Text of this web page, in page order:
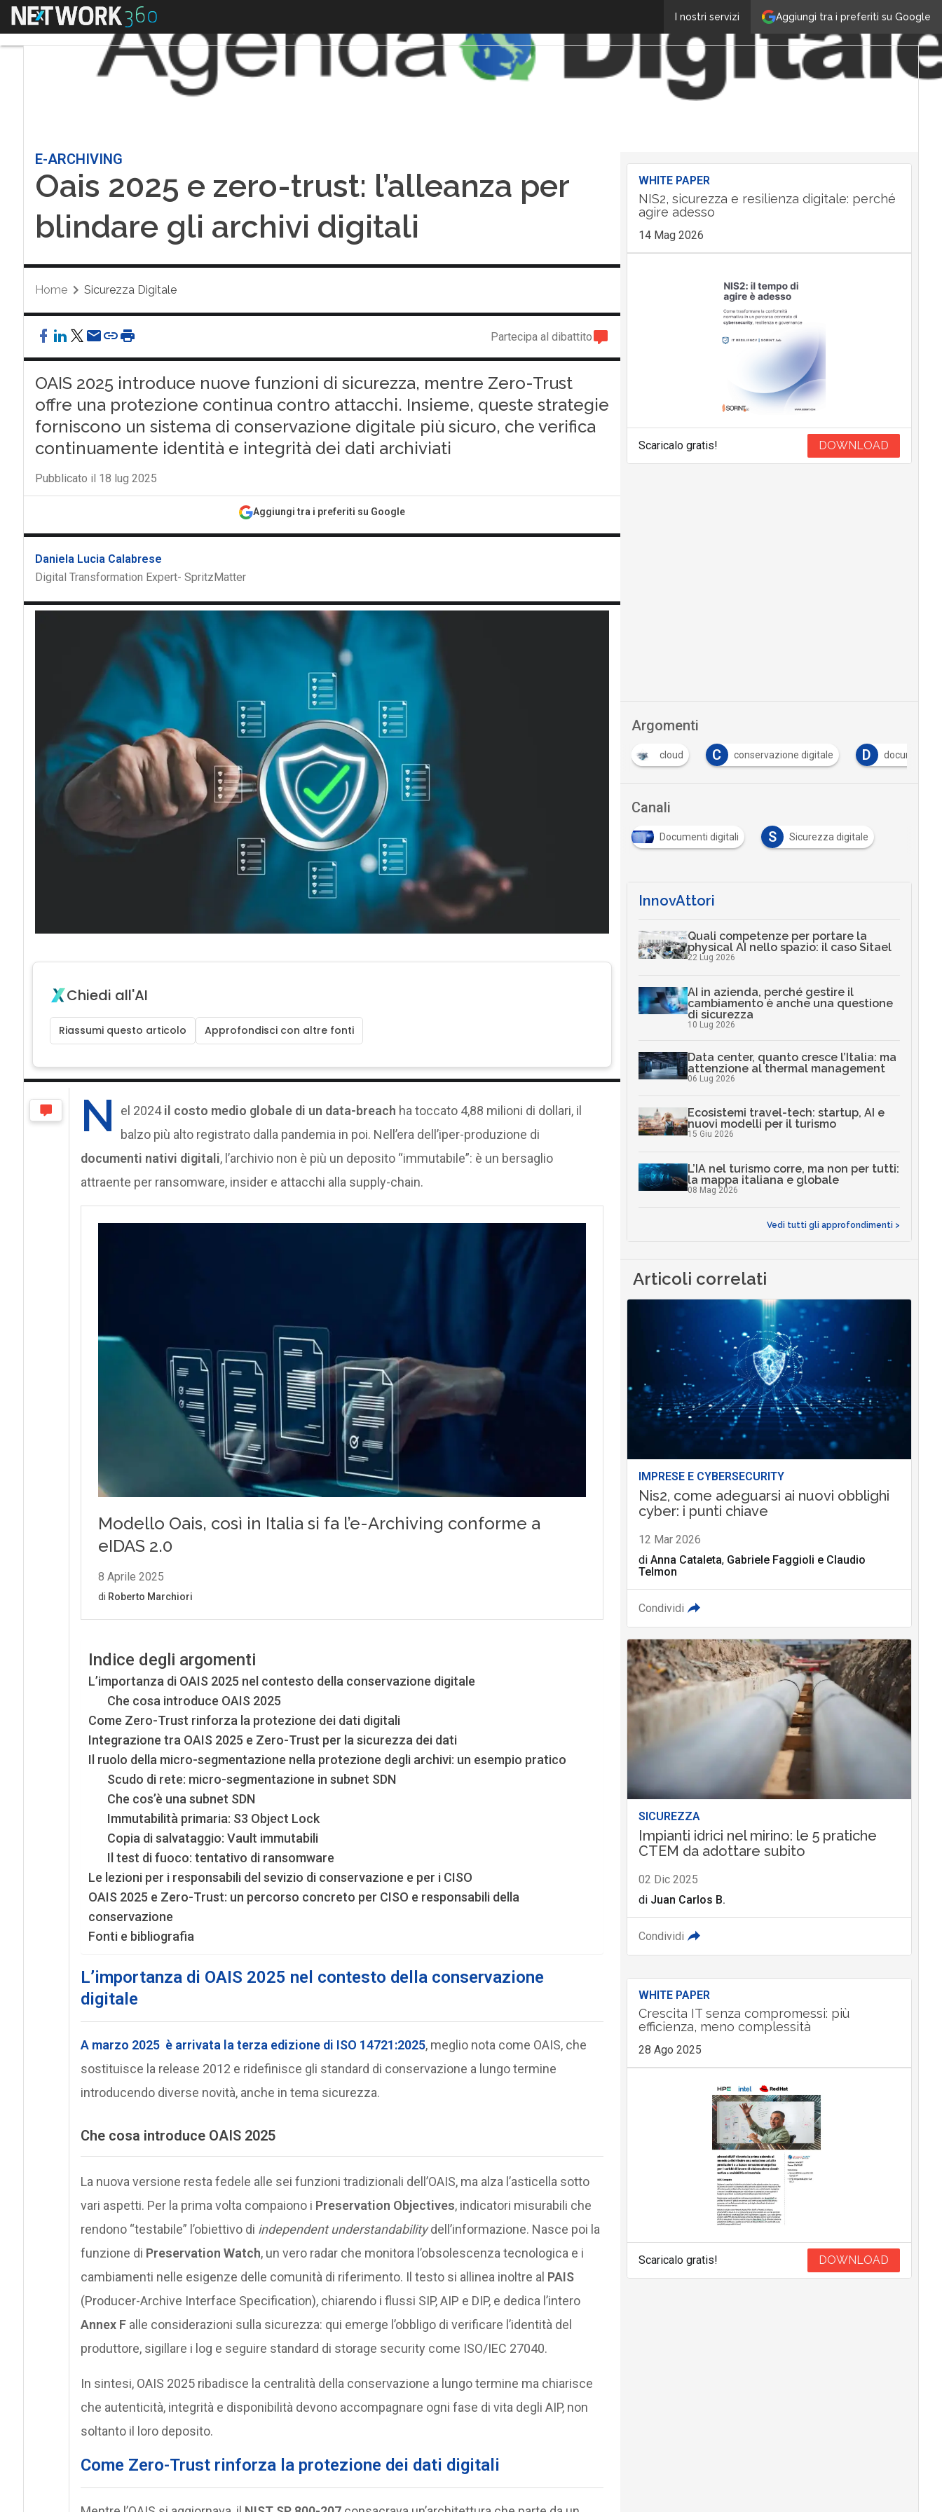
Aggiungi tra i preferiti su Google
I nostri servizi
Menu
E-ARCHIVING
Oais 2025 e zero-trust: l’alleanza per
blindare gli archivi digitali
Home Sicurezza Digitale
Partecipa al dibattito
OAIS 2025 introduce nuove funzioni di sicurezza, mentre Zero-Trust
offre una protezione continua contro attacchi. Insieme, queste strategie
forniscono un sistema di conservazione digitale più sicuro, che verifica
continuamente identità e integrità dei dati archiviati
Pubblicato il 18 lug 2025
Aggiungi tra i preferiti su Google
Daniela Lucia Calabrese
Digital Transformation Expert- SpritzMatter
Chiedi all'AI
Riassumi questo articolo Approfondisci con altre fonti
N el 2024il costo medio globale di un data-breach ha toccato 4,88 milioni di dollari, il
balzo più alto registrato dalla pandemia in poi. Nell’era dell’iper-produzione di
documenti nativi digitali, l’archivio non è più un deposito “immutabile”: è un bersaglio
attraente per ransomware, insider e attacchi alla supply-chain.
Indice degli argomenti
L’importanza di OAIS 2025 nel contesto della conservazione digitale
Che cosa introduce OAIS 2025
Come Zero-Trust rinforza la protezione dei dati digitali
Integrazione tra OAIS 2025 e Zero-Trust per la sicurezza dei dati
Il ruolo della micro-segmentazione nella protezione degli archivi: un esempio pratico
Scudo di rete: micro-segmentazione in subnet SDN
Che cos’è una subnet SDN
Immutabilità primaria: S3 Object Lock
Copia di salvataggio: Vault immutabili
Il test di fuoco: tentativo di ransomware
Le lezioni per i responsabili del sevizio di conservazione e per i CISO
OAIS 2025 e Zero-Trust: un percorso concreto per CISO e responsabili della
conservazione
Fonti e bibliografia
L’importanza di OAIS 2025 nel contesto della conservazione
digitale
A marzo 2025 è arrivata la terza edizione di ISO 14721:2025, meglio nota come OAIS, che
sostituisce la release 2012 e ridefinisce gli standard di conservazione a lungo termine
introducendo diverse novità, anche in tema sicurezza.
Che cosa introduce OAIS 2025
La nuova versione resta fedele alle sei funzioni tradizionali dell’OAIS, ma alza l’asticella sotto
vari aspetti. Per la prima volta compaiono i Preservation Objectives, indicatori misurabili che
rendono “testabile” l’obiettivo di independent understandabilitydell’informazione. Nasce poi la
funzione di Preservation Watch, un vero radar che monitora l’obsolescenza tecnologica e i
cambiamenti nelle esigenze delle comunità di riferimento. Il testo si allinea inoltre al PAIS
(Producer-Archive Interface Specification), chiarendo i flussi SIP, AIP e DIP, e dedica l’intero
Annex Falle considerazioni sulla sicurezza: qui emerge l’obbligo di verificare l’identità del
produttore, sigillare i log e seguire standard di storage security come ISO/IEC 27040.
In sintesi, OAIS 2025 ribadisce la centralità della conservazione a lungo termine ma chiarisce
che autenticità, integrità e disponibilità devono accompagnare ogni fase di vita degli AIP, non
soltanto il loro deposito.
Come Zero-Trust rinforza la protezione dei dati digitali
WHITE PAPER
NIS2, sicurezza e resilienza digitale: perché
agire adesso
14 Mag 2026
Scaricalo gratis! DOWNLOAD
Argomenti
C conservazione digitale D documento informatico
Canali
Documenti digitali S Sicurezza digitale
InnovAttori
Quali competenze per portare la
physical AI nello spazio: il caso Sitael
22 Lug 2026
AI in azienda, perché gestire il
cambiamento è anche una questione
di sicurezza
10 Lug 2026
Data center, quanto cresce l’Italia: ma
attenzione al thermal management
06 Lug 2026
Ecosistemi travel-tech: startup, AI e
nuovi modelli per il turismo
15 Giu 2026
L’IA nel turismo corre, ma non per tutti:
la mappa italiana e globale
08 Mag 2026
Vedi tutti gli approfondimenti >
Articoli correlati
IMPRESE E CYBERSECURITY
Nis2, come adeguarsi ai nuovi obblighi
cyber: i punti chiave
12 Mar 2026
di Anna Cataleta, Gabriele Faggioli e Claudio
Telmon
Condividi
SICUREZZA
Impianti idrici nel mirino: le 5 pratiche
CTEM da adottare subito
02 Dic 2025
di Juan Carlos B.
Condividi
WHITE PAPER
Crescita IT senza compromessi: più
efficienza, meno complessità
28 Ago 2025
Scaricalo gratis! DOWNLOAD